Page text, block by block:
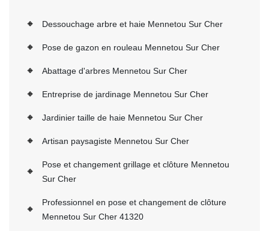
Dessouchage arbre et haie Mennetou Sur Cher
Pose de gazon en rouleau Mennetou Sur Cher
Abattage d'arbres Mennetou Sur Cher
Entreprise de jardinage Mennetou Sur Cher
Jardinier taille de haie Mennetou Sur Cher
Artisan paysagiste Mennetou Sur Cher
Pose et changement grillage et clôture Mennetou
Sur Cher
Professionnel en pose et changement de clôture
Mennetou Sur Cher 41320